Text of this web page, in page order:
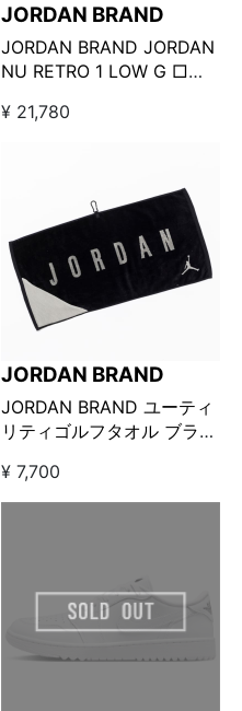
JORDAN BRAND
JORDAN BRAND JORDAN
NU RETRO 1 LOW G □
¥ 21,780
JORDAN BRAND
JORDAN BRAND ユーティ
リティゴルフタオル ブラッ
¥ 7,700